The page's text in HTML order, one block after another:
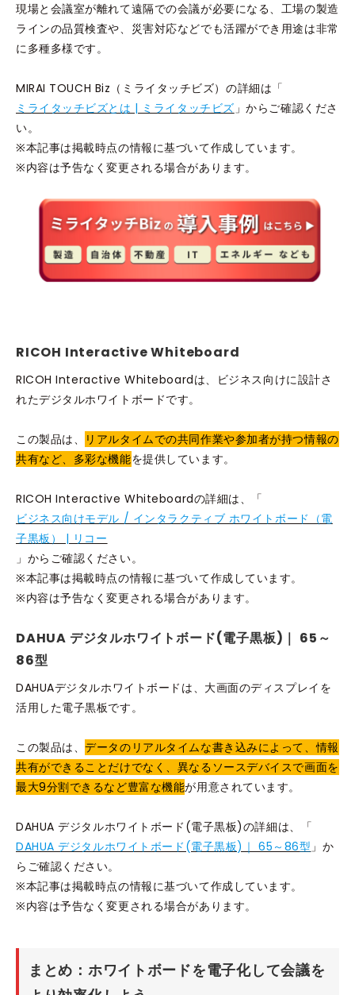
現場と会議室が離れて遠隔での会議が必要になる、工場の製造
ラインの品質検査や、災害対応などでも活躍ができ用途は非常
に多種多様です。
MIRAI TOUCH Biz（ミライタッチビズ）の詳細は「
ミライタッチビズとは | ミライタッチビズ」からご確認くださ
い。
※本記事は掲載時点の情報に基づいて作成しています。
※内容は予告なく変更される場合があります。
RICOH Interactive Whiteboard
RICOH Interactive Whiteboardは、ビジネス向けに設計さ
れたデジタルホワイトボードです。
この製品は、
リアルタイムでの共同作業や参加者が持つ情報の
共有など、多彩な機能を提供しています。
RICOH Interactive Whiteboardの詳細は、「
ビジネス向けモデル / インタラクティブ ホワイトボード（電
子黒板） | リコー
」からご確認ください。
※本記事は掲載時点の情報に基づいて作成しています。
※内容は予告なく変更される場合があります。
DAHUA デジタルホワイトボード(電子黒板)｜ 65～
86型
DAHUAデジタルホワイトボードは、大画面のディスプレイを
活用した電子黒板です。
この製品は、データのリアルタイムな書き込みによって、情報
共有ができることだけでなく、異なるソースデバイスで画面を
最大9分割できるなど豊富な機能が用意されています。
DAHUA デジタルホワイトボード(電子黒板)の詳細は、「
DAHUA デジタルホワイトボード(電子黒板)｜ 65～86型」か
らご確認ください。
※本記事は掲載時点の情報に基づいて作成しています。
※内容は予告なく変更される場合があります。
まとめ：ホワイトボードを電子化して会議を